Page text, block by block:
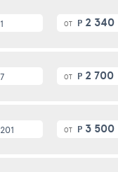
1 ОТ Р 2 340
7 ОТ Р 2 700
201 ОТ Р 3 500